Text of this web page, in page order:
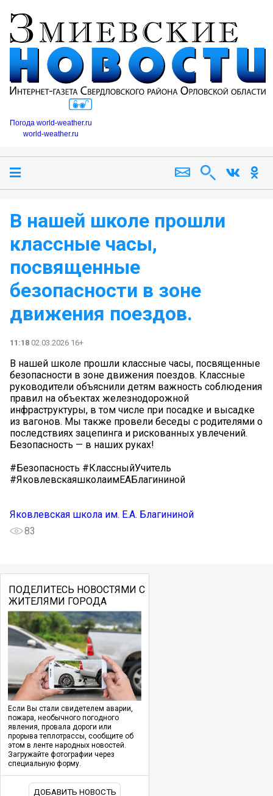
Погода world-weather.ru
world-weather.ru
В нашей школе прошли
классные часы,
посвященные
безопасности в зоне
движения поездов.
11:18 02.03.2026 16+
В нашей школе прошли классные часы, посвященные
безопасности в зоне движения поездов. Классные
руководители объяснили детям важность соблюдения
правил на объектах железнодорожной
инфраструктуры, в том числе при посадке и высадке
из вагонов. Мы также провели беседы с родителями о
последствиях зацепинга и рискованных увлечений.
Безопасность — в наших руках!
#Безопасность #КлассныйУчитель
#ЯковлевскаяшколаимЕАБлагининой
Яковлевская школа им. Е.А. Благининой
83
ПОДЕЛИТЕСЬ НОВОСТЯМИ С
ЖИТЕЛЯМИ ГОРОДА
Если Вы стали свидетелем аварии,
пожара, необычного погодного
явления, провала дороги или
прорыва теплотрассы, сообщите об
этом в ленте народных новостей.
Загружайте фотографии через
специальную форму.
ДОБАВИТЬ НОВОСТЬ